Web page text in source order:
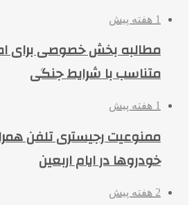
1 هفته پیش
مطالبه بخش خصوصی برای
متناسب با شرایط جنگی
1 هفته پیش
ممنوعیت رجیستری تلفن
خودروها در ایام اربعین
2 هفته پیش